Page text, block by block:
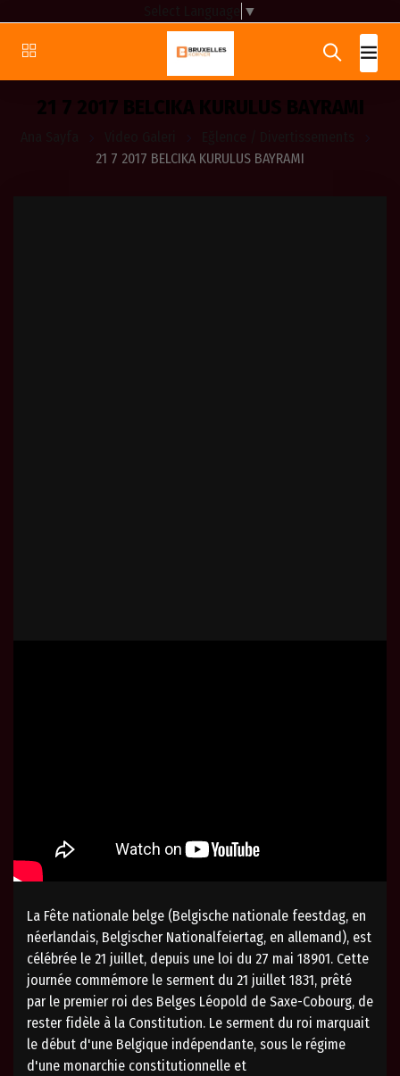
▼
21 7 2017 BELCIKA KURULUS BAYRAMI
21 7 2017 BELCIKA KURULUS BAYRAMI
La Fête nationale belge (Belgische nationale feestdag, en
néerlandais, Belgischer Nationalfeiertag, en allemand), est
célébrée le 21 juillet, depuis une loi du 27 mai 18901. Cette
journée commémore le serment du 21 juillet 1831, prêté
par le premier roi des Belges Léopold de Saxe-Cobourg, de
rester fidèle à la Constitution. Le serment du roi marquait
le début d'une Belgique indépendante, sous le régime
d'une monarchie constitutionnelle et